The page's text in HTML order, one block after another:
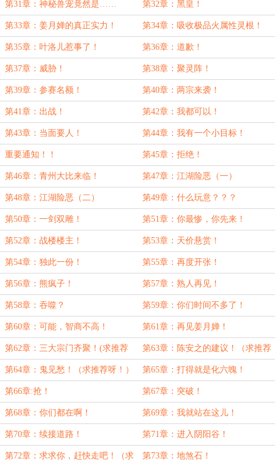
第31章：神秘兽宠竟然是…… 第32章：黑皇！
第33章：姜月婵的真正实力！ 第34章：吸收极品火属性灵根！
第35章：叶洛儿惹事了！ 第36章：道歉！
第37章：威胁！ 第38章：聚灵阵！
第39章：参赛名额！ 第40章：两宗来袭！
第41章：出战！ 第42章：我都可以！
第43章：当面要人！ 第44章：我有一个小目标！
重要通知！！ 第45章：拒绝！
第46章：青州大比来临！ 第47章：江湖险恶（一）
第48章：江湖险恶（二） 第49章：什么玩意？？？
第50章：一剑双雕！ 第51章：你最惨，你先来！
第52章：战楼楼主！ 第53章：天价悬赏！
第54章：独此一份！ 第55章：再度开张！
第56章：熊疯子！ 第57章：熟人再见！
第58章：吞噬？ 第59章：你们时间不多了！
第60章：可能，智商不高！ 第61章：再见姜月婵！
第62章：三大宗门齐聚！(求推荐
呀！！！)
第63章：陈安之的建议！（求推荐
票呀！！）
第64章：鬼见愁！（求推荐呀！） 第65章：打得就是化六魄！
第66章:抢！ 第67章：突破！
第68章：你们都在啊！ 第69章：我就站在这儿！
第70章：续接道路！ 第71章：进入阴阳谷！
第72章：求求你，赶快走吧！（求 第73章：地煞石！